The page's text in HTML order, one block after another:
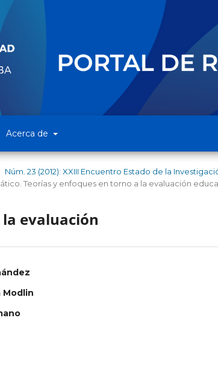
Acerca de
Núm. 23 (2012): XXIII Encuentro Estado de la
Teorías y enfoques en torno a la evaluación
evaluación
Modlin